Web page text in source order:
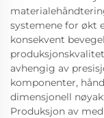
systemene for økt
konsekvent
avhengig av
komponenter,
dimensjonell
Produksjon av